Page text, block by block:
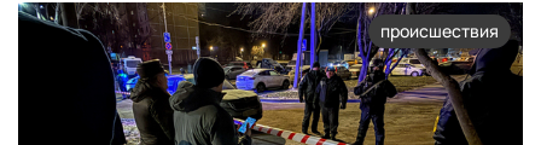
происшествия